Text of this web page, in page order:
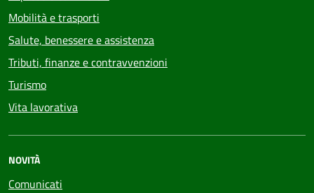
Mobilità e trasporti
Salute, benessere e assistenza
Tributi, finanze e contravvenzioni
Turismo
Vita lavorativa
NOVITÀ
Comunicati